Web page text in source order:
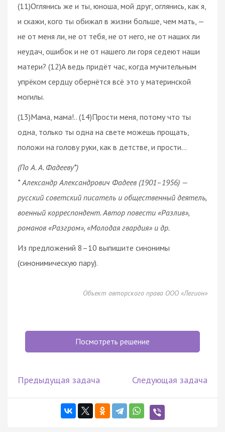
(11)Оглянись же и ты, юноша, мой друг, оглянись, как я,
и скажи, кого ты обижал в жизни больше, чем мать, —
не от меня ли, не от тебя, не от него, не от наших ли
неудач, ошибок и не от нашего ли горя седеют наши
матери? (12)А ведь придёт час, когда мучительным
упрёком сердцу обернётся всё это у материнской
могилы.
(13)Мама, мама!.. (14)Прости меня, потому что ты
одна, только ты одна на свете можешь прощать,
положи на голову руки, как в детстве, и прости...
(По А. А. Фадееву*)
* Александр Александрович Фадеев (1901–1956) —
русский советский писатель и общественный деятель,
военный корреспондент. Автор повести «Разлив»,
романов «Разгром», «Молодая гвардия» и др.
Из предложений 8–10 выпишите синонимы
(синонимическую пару).
Объект авторского права ООО «Легион»
Посмотреть решение
Предыдущая задача Следующая задача